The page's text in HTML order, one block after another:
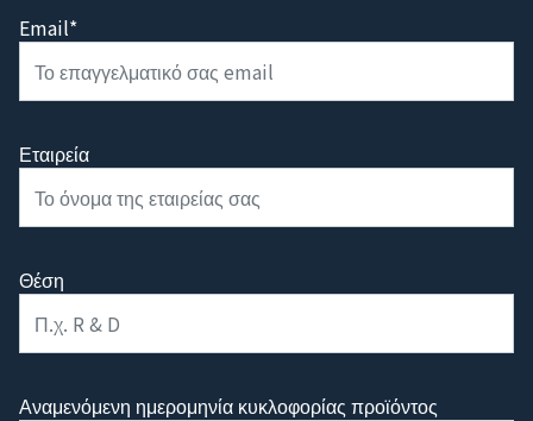
Email*
Εταιρεία
Θέση
Αναμενόμενη ημερομηνία κυκλοφορίας προϊόντος